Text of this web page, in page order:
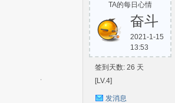
机
TA的每日心情
奋斗
2021-1-15
13:53
签到天数: 26 天
[LV.4]
发消息